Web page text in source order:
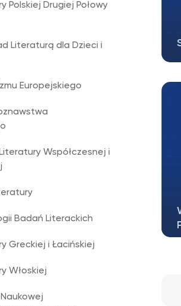
Polskiej Drugiej Połowy
Literaturą dla Dzieci i
Europejskiego
Współczesnej i
Badań Literackich
Greckiej i Łacińskiej
Włoskiej